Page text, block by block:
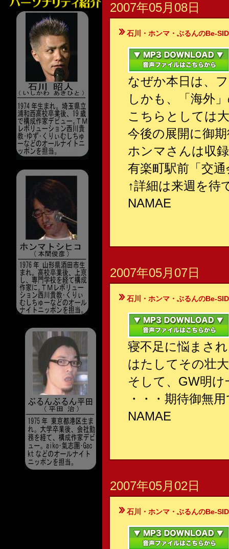
2007年05月08日
石川・ホンマ・ぶるんのBe-
なぜか本日は、
しかも、「海外
こちらとしては
今後の展開に御
ホンマさんは収
有楽町駅前「交
↑詳細は来週を待
NAMAE
2007年05月07日
石川・ホンマ・ぶるんのBe-
寝不足に悩まさ
はたしてその壮
そして、GW明
・・・期待御無
NAMAE
2007年05月02日
石川・ホンマ・ぶるんのBe-